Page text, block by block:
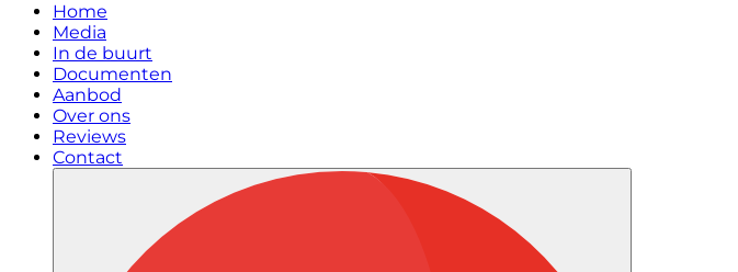
Home
Media
In de buurt
Documenten
Aanbod
Over ons
Reviews
Contact